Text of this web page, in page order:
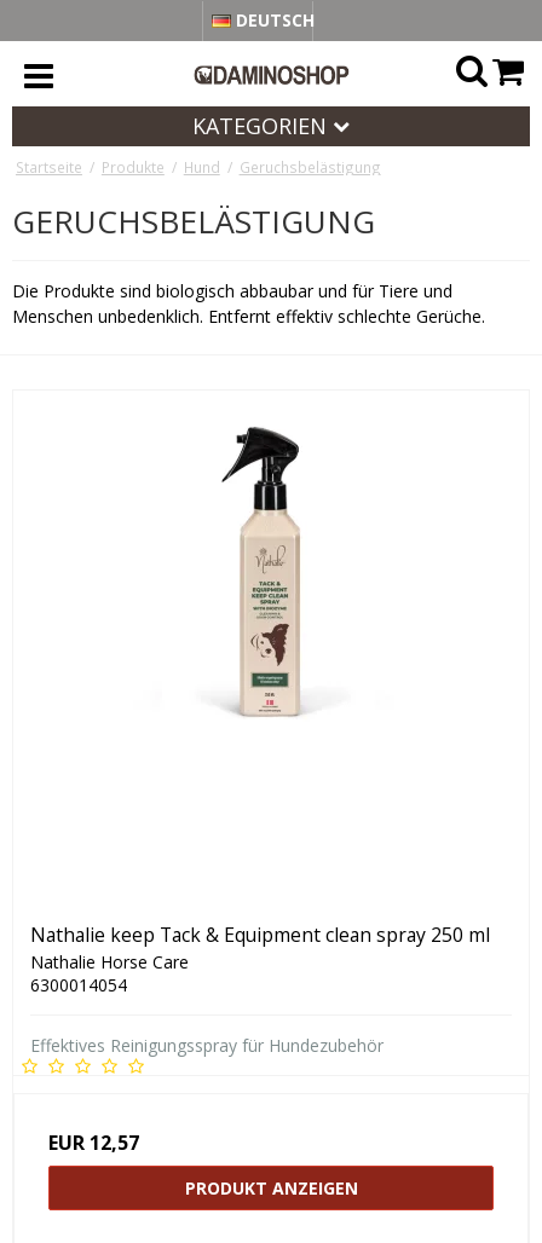
DEUTSCH
KATEGORIEN
Startseite / Produkte / Hund / Geruchsbelästigung
GERUCHSBELÄSTIGUNG
Die Produkte sind biologisch abbaubar und für Tiere und
Menschen unbedenklich. Entfernt effektiv schlechte Gerüche.
Nathalie keep Tack & Equipment clean spray 250 ml
Nathalie Horse Care
6300014054
Effektives Reinigungsspray für Hundezubehör
EUR 12,57
PRODUKT ANZEIGEN